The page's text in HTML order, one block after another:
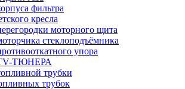
фильтра
кресла
моторного щита
стеклоподъёмника
упора
ТЮНЕРА
трубки
трубок